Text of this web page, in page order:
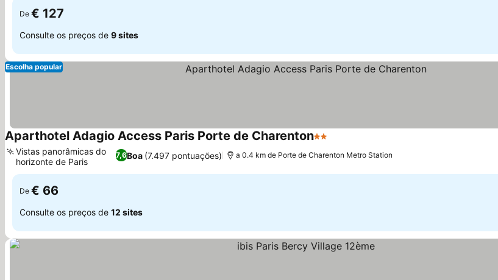
De € 127
Consulte os preços de 9 sites
Escolha popular
Aparthotel Adagio Access Paris Porte de Charenton2 Estrelas
7,6Boa (7.497 pontuações)
Vistas panorâmicas do
horizonte de Paris
a 0.4 km de Porte de Charenton Metro Station
De € 66
Consulte os preços de 12 sites